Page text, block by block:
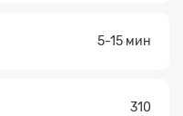
5-15 мин
310